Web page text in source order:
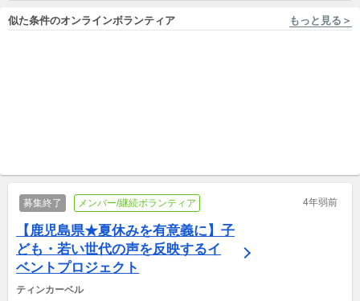
似た条件のオンラインボランティア もっと見る＞
募集終了 メンバー/継続ボランティア 4年弱前
【鹿児島県★夏休みを有意義に】子
ども・若い世代の声を反映するイ
ベントプロジェクト
ティンカーベル